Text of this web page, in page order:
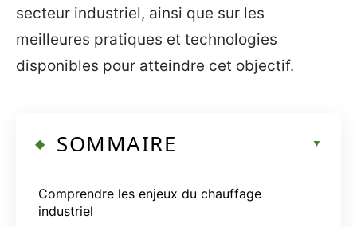
secteur industriel, ainsi que sur les
meilleures pratiques et technologies
disponibles pour atteindre cet objectif.
SOMMAIRE
Comprendre les enjeux du chauffage
industriel